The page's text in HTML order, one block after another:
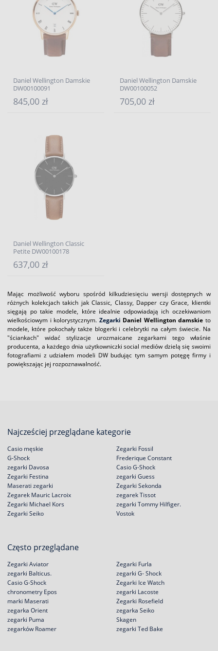
Daniel Wellington Damskie
DW00100091
845,00 zł
Daniel Wellington Damskie
DW00100052
705,00 zł
Daniel Wellington Classic
Petite DW00100178
637,00 zł
Mając możliwość wyboru spośród kilkudziesięciu wersji dostępnych w
różnych kolekcjach takich jak Classic, Classy, Dapper czy Grace, klientki
sięgają po takie modele, które idealnie odpowiadają ich oczekiwaniom
wielkościowym i kolorystycznym. Zegarki Daniel Wellington damskie to
modele, które pokochały także blogerki i celebrytki na całym świecie. Na
"ściankach" widać stylizacje urozmaicane zegarkami tego właśnie
producenta, a każdego dnia użytkowniczki social mediów dzielą się swoimi
fotografiami z udziałem modeli DW budując tym samym potęgę firmy i
powiększając jej rozpoznawalność.
Najcześciej przeglądane kategorie
Casio męskie
G-Shock
zegarki Davosa
Zegarki Festina
Zegarki Fossil
Frederique Constant
Casio G-Shock
zegarki Guess
Maserati zegarki
Zegarek Mauric Lacroix
Zegarki Michael Kors
Zegarki Seiko
Zegarki Sekonda
zegarek Tissot
zegarki Tommy Hilfiger.
Vostok
Często przeglądane
Zegarki Aviator
zegarki Balticus.
Casio G-Shock
chronometry Epos
Zegarki Furla
zegarki G- Shock
Zegarki Ice Watch
zegarki Lacoste
marki Maserati
zegarka Orient
zegarki Puma
zegarków Roamer
Zegarki Rosefield
zegarka Seiko
Skagen
zegarki Ted Bake